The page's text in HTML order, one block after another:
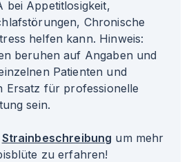
bei Appetitlosigkeit,
Chronische
helfen kann. Hinweis:
beruhen auf Angaben und
Patienten und
Ersatz für professionelle
sein.
Strainbeschreibung um mehr
zu erfahren!